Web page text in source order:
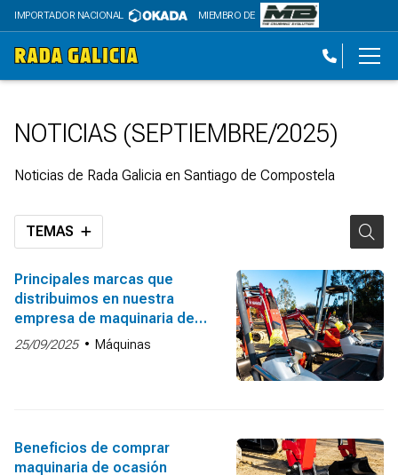
IMPORTADOR NACIONAL MIEMBRO DE
NOTICIAS (SEPTIEMBRE/2025)
Noticias de Rada Galicia en Santiago de Compostela
TEMAS
Principales marcas que
distribuimos en nuestra
empresa de maquinaria de
obra pública en Santiago
25/09/2025 Máquinas
Beneficios de comprar
maquinaria de ocasión